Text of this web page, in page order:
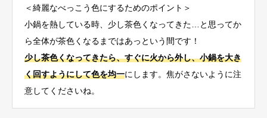
＜綺麗なべっこう色にするためのポイント＞
小鍋を熱している時、少し茶色くなってきた…と思ってか
ら全体が茶色くなるまではあっという間です！
少し茶色くなってきたら、すぐに火から外し、小鍋を大き
く回すようにして色を均一にします。焦がさないように注
意してくださいね。